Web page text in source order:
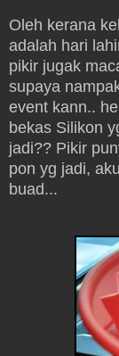
Oleh kerana
adalah hari
pikir jugak
supaya
event kann..
bekas Silikon
jadi?? Pikir
pon yg jadi,
buad...